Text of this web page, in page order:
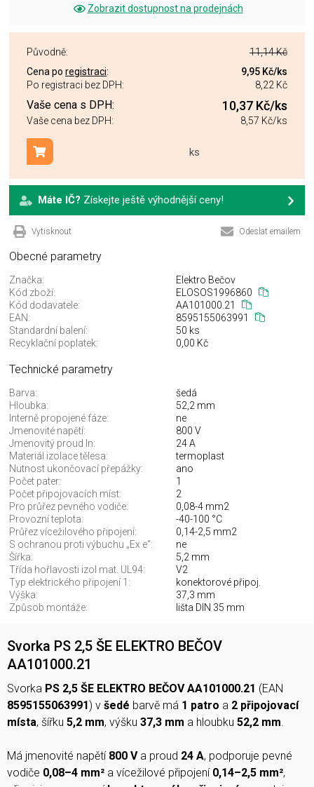
Zobrazit dostupnost na prodejnách
Původně:
11,14 Kč
Cena po registraci: 9,95 Kč/ks
Po registraci bez DPH:
8,22 Kč
Vaše cena s DPH: 10,37 Kč/ks
Vaše cena bez DPH: 8,57 Kč/ks
ks
Přidat do košíku
Máte IČ? Získejte ještě výhodnější ceny!
Vytisknout Odeslat emailem
Obecné parametry
Značka:
Elektro Bečov
Kód zboží:
ELOSOS1996860
Kód dodavatele:
AA101000.21
EAN:
8595155063991
Standardní balení:
50 ks
Recyklační poplatek:
0,00 Kč
Technické parametry
Barva:
šedá
Hloubka:
52,2 mm
Interně propojené fáze:
ne
Jmenovité napětí:
800 V
Jmenovitý proud In:
24 A
Materiál izolace tělesa:
termoplast
Nutnost ukončovací přepážky:
ano
Počet pater:
1
Počet připojovacích míst:
2
Pro průřez pevného vodiče:
0,08-4 mm2
Provozní teplota:
-40-100 °C
Průřez vícežilového připojení:
0,14-2,5 mm2
S ochranou proti výbuchu „Ex e“:
ne
Šířka:
5,2 mm
Třída hořlavosti izol mat. UL94:
V2
Typ elektrického připojení 1:
konektorové připoj.
Výška:
37,3 mm
Způsob montáže:
lišta DIN 35 mm
Svorka PS 2,5 ŠE ELEKTRO BEČOV
AA101000.21
Svorka PS 2,5 ŠE ELEKTRO BEČOV AA101000.21 (EAN
8595155063991 ) v šedé barvě má 1 patro a 2 připojovací
místa, šířku 5,2 mm, výšku 37,3 mm a hloubku 52,2 mm.
Má jmenovité napětí 800 Va proud 24 A, podporuje pevné
vodiče 0,08–4 mm² a vícežilové připojení 0,14–2,5 mm²,